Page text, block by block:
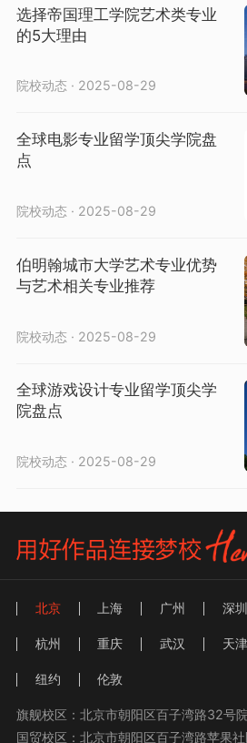
选择帝国理工学院艺术类专业
的5大理由
院校动态 · 2025-08-29
全球电影专业留学顶尖学院盘
点
院校动态 · 2025-08-29
伯明翰城市大学艺术专业优势
与艺术相关专业推荐
院校动态 · 2025-08-29
全球游戏设计专业留学顶尖学
院盘点
院校动态 · 2025-08-29
北京 上海 广州 深圳
杭州 重庆 武汉 天津
纽约 伦敦
旗舰校区：北京市朝阳区百子湾路32号
国贸校区：北京市朝阳区百子湾路苹果